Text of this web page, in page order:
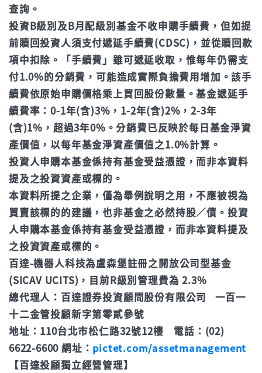
查詢。
投資B級別及B月配級別基金不收申購手續費，但如提
前贖回投資人須支付遞延手續費(CDSC)，並從贖回款
項中扣除。「手續費」雖可遞延收取，惟每年仍需支
付1.0%的分銷費，可能造成實際負擔費用增加。該手
續費依原始申購價格乘上買回股份數量。基金遞延手
續費率：0-1年(含)3%，1-2年(含)2%，2-3年
(含)1%，超過3年0%。分銷費已反映於每日基金淨資
產價值，以每年基金淨資產價值之1.0%計算。
投資人申購本基金係持有基金受益憑證，而非本資料
提及之投資資產或標的。
本資料所提之企業，僅為舉例說明之用，不應被視為
買賣該標的的建議，也非基金之必然持股／債。投資
人申購本基金係持有基金受益憑證，而非本資料提及
之投資資產或標的。
百達-機器人科技為盧森堡註冊之開放公司型基金
(SICAV UCITS)，目前R級別管理費為 2.3%
總代理人：百達證券投資顧問股份有限公司 一百一
十二金管投顧新字第零貳參號
地址：110台北市松仁路32號12樓 電話：(02)
6622-6600 網址： pictet.com/assetmanagement
【百達投顧獨立經營管理】